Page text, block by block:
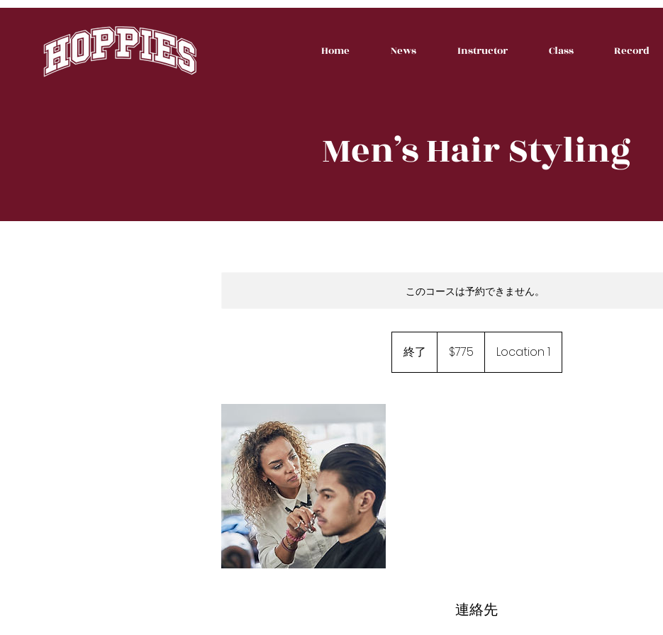
Home News Instructor Class Record
Men’s Hair Styling
このコースは予約できません。
終了
了
$775 Location 1
連絡先